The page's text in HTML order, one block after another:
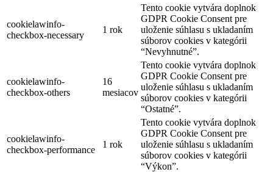
cookielawinfo-
checkbox-necessary
1 rok
Tento cookie vytvára doplnok
GDPR Cookie Consent pre
uloženie súhlasu s ukladaním
súborov cookies v kategórii
“Nevyhnutné”.
cookielawinfo-
checkbox-others
16
mesiacov
Tento cookie vytvára doplnok
GDPR Cookie Consent pre
uloženie súhlasu s ukladaním
súborov cookies v kategórii
“Ostatné”.
cookielawinfo-
checkbox-performance
1 rok
Tento cookie vytvára doplnok
GDPR Cookie Consent pre
uloženie súhlasu s ukladaním
súborov cookies v kategórii
“Výkon”.